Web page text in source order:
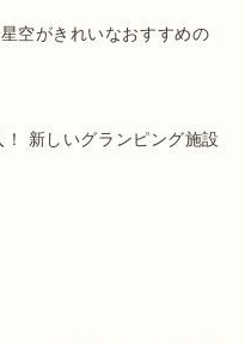
空がきれいなおすすめの
新しいグランピング施設